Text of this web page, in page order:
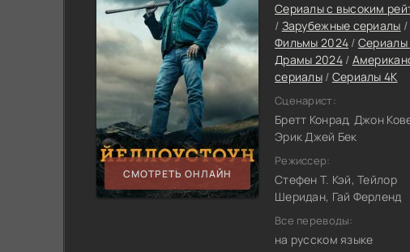
СМОТРЕТЬ ОНЛАЙН
Сериалы с высоким
/ Зарубежные сериалы /
Фильмы 2024 / Сериалы
Драмы 2024/
сериалы/ Сериалы 4K
Сценарист:
Бретт Конрад, Джон
Эрик Джей Бек
Режиссер:
Стефен Т. Кэй, Тейлор
Шеридан, Гай Ферленд
Все переводы:
на русском языке